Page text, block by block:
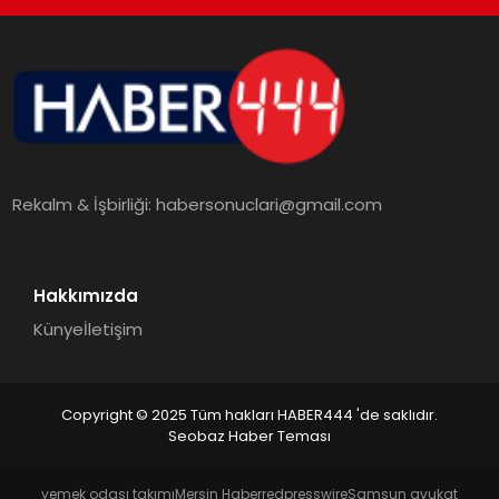
MAGAZIN
EGITIM
YAŞAM
Rekalm & İşbirliği:habersonuclari@gmail.com
Hakkımızda
Künyeİletişim
Copyright © 2025 Tüm hakları HABER444 'de saklıdır.
Seobaz Haber Teması
yemek odası takımıMersin HaberredpresswireSamsun avukat